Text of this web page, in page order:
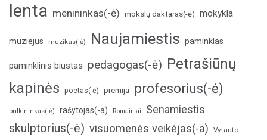
lenta menininkas(-ė) mokslų daktaras(-ė) mokykla
muziejus muzikas(-ė) Naujamiestis paminklas
paminklinis biustas pedagogas(-ė) Petrašiūnų
kapinės poetas(-ė) premija profesorius(-ė)
pulkininkas(-ė) rašytojas(-a) Romainiai Senamiestis
skulptorius(-ė) visuomenės veikėjas(-a) Vytauto